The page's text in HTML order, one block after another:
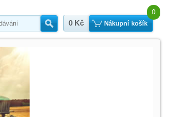
Hledat
0 Kč
0
Nákupní košík